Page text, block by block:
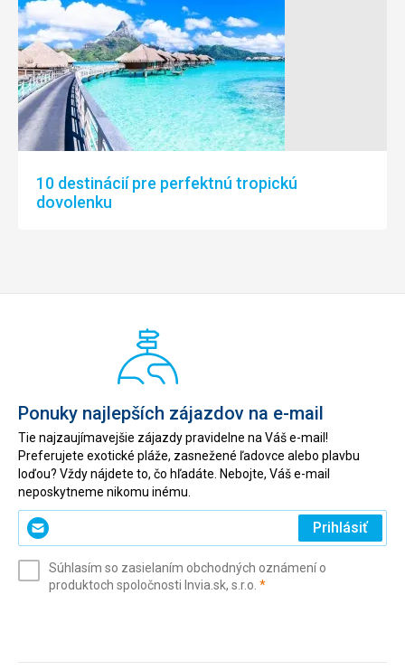
10 destinácií pre perfektnú tropickú
dovolenku
Ponuky najlepších zájazdov na e-mail
Tie najzaujímavejšie zájazdy pravidelne na Váš e-mail!
Preferujete exotické pláže, zasnežené ľadovce alebo plavbu
loďou? Vždy nájdete to, čo hľadáte. Nebojte, Váš e-mail
neposkytneme nikomu inému.
Zadajte
svoj
(povinné)
Prihlásiť
Súhlasím so zasielaním obchodných oznámení o
produktoch spoločnosti Invia.sk, s.r.o. *(povinné)